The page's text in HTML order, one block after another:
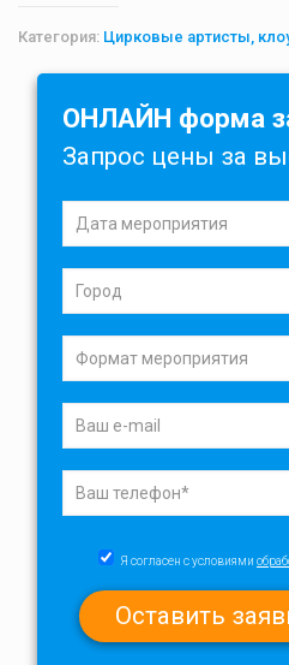
Категория: Цирковые артисты,
ОНЛАЙН форма
Запрос цены за
Я согласен с условиями